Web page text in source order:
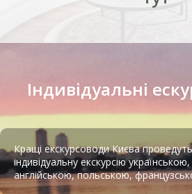
Індивідуальні
Кращі екскурсоводи Києва
індивідуальну екскурсію
англійською, польською,